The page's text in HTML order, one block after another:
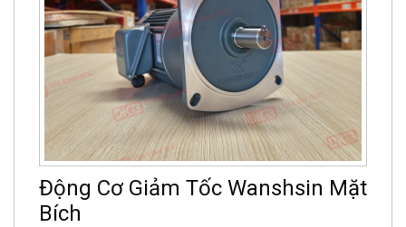
Động Cơ Giảm Tốc Wanshsin Mặt
Bích